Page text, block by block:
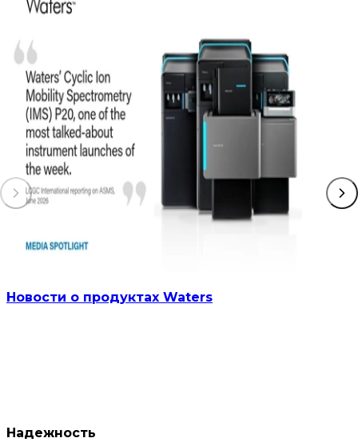
Новости о продуктах Waters
Надежность